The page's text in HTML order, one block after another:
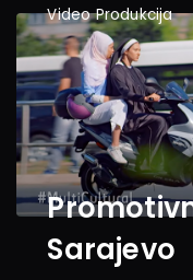
Video Produkcija
Sarajevo